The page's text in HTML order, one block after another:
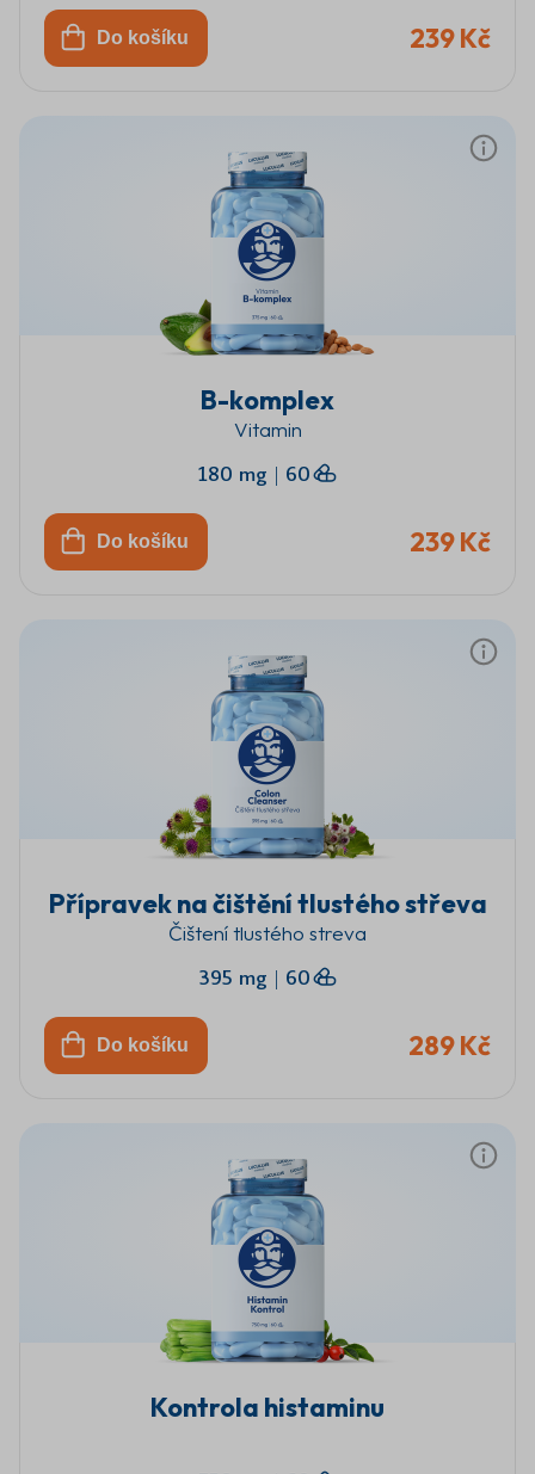
Do košíku 239 Kč
B-komplex
Vitamin
180 mg | 60
Do košíku 239 Kč
Přípravek na čištění tlustého střeva
Čištení tlustého streva
395 mg | 60
Do košíku 289 Kč
Kontrola histaminu